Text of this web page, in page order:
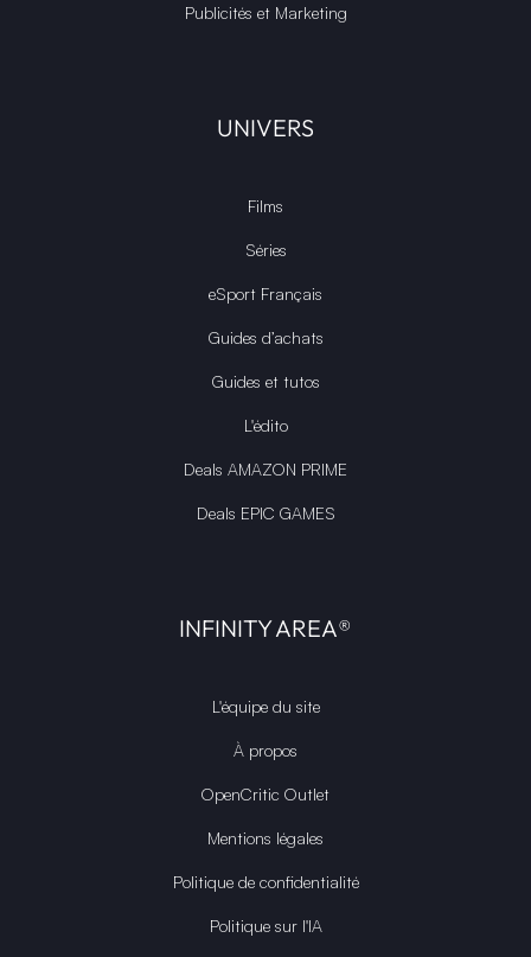
Publicités et Marketing
UNIVERS
Films
Séries
eSport Français
Guides d’achats
Guides et tutos
L'édito
Deals AMAZON PRIME
Deals EPIC GAMES
INFINITY AREA®
L'équipe du site
À propos
OpenCritic Outlet
Mentions légales
Politique de confidentialité
Politique sur l'IA